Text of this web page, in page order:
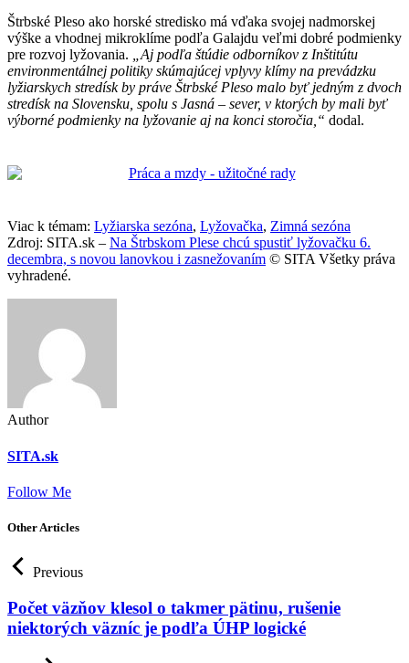
Štrbské Pleso ako horské stredisko má vďaka svojej nadmorskej
výške a vhodnej mikroklíme podľa Galajdu veľmi dobré podmienky
pre rozvoj lyžovania. „Aj podľa štúdie odborníkov z Inštitútu
environmentálnej politiky skúmajúcej vplyvy klímy na prevádzku
lyžiarskych stredísk by práve Štrbské Pleso malo byť jedným z dvoch
stredísk na Slovensku, spolu s Jasná – sever, v ktorých by mali byť
výborné podmienky na lyžovanie aj na konci storočia,“ dodal.
Viac k témam: Lyžiarska sezóna, Lyžovačka, Zimná sezóna
Zdroj: SITA.sk – Na Štrbskom Plese chcú spustiť lyžovačku 6.
decembra, s novou lanovkou i zasnežovaním © SITA Všetky práva
vyhradené.
Author
SITA.sk
Follow Me
Other Articles
Previous
Počet väzňov klesol o takmer pätinu, rušenie
niektorých väzníc je podľa ÚHP logické